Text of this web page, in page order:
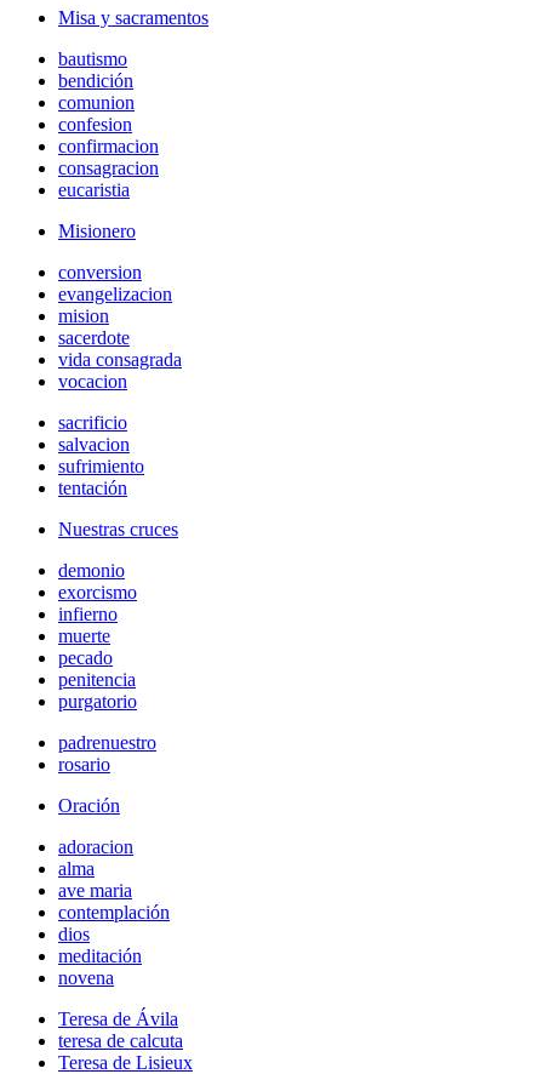
Misa y sacramentos
bautismo
bendición
comunion
confesion
confirmacion
consagracion
eucaristia
Misionero
conversion
evangelizacion
mision
sacerdote
vida consagrada
vocacion
sacrificio
salvacion
sufrimiento
tentación
Nuestras cruces
demonio
exorcismo
infierno
muerte
pecado
penitencia
purgatorio
padrenuestro
rosario
Oración
adoracion
alma
ave maria
contemplación
dios
meditación
novena
Teresa de Ávila
teresa de calcuta
Teresa de Lisieux